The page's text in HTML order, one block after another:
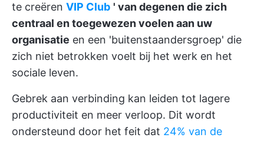
te creëren VIP Club ' van degenen die zich
centraal en toegewezen voelen aan uw
organisatie en een 'buitenstaandersgroep' die
zich niet betrokken voelt bij het werk en het
sociale leven.
Gebrek aan verbinding kan leiden tot lagere
productiviteit en meer verloop. Dit wordt
ondersteund door het feit dat 24% van de